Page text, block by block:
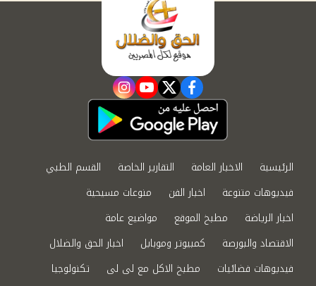
facebook
twitter
youtube
instagram
الرئيسية الاخبار العامة التقارير الخاصة
القسم الطبي
فيديوهات متنوعة
اخبار الفن
منوعات مسيحية
اخبار الرياضة
مطبخ الموقع
مواضيع عامة
الاقتصاد والبورصة
كمبيوتر وموبايل
اخبار الحق والضلال
فيديوهات فضائيات
مطبخ الاكل مع لى لى
تكنولوجيا